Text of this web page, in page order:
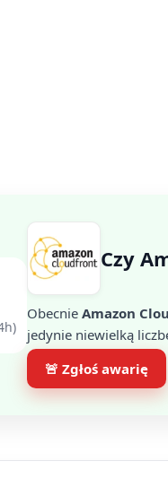
Czy
Obecnie Amazon
jedynie niewielką
🚨 Zgłoś awarię